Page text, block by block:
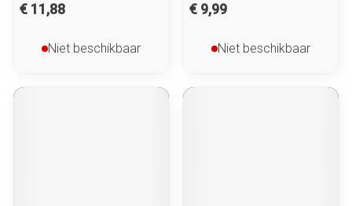
€ 11,88
Niet beschikbaar
€ 9,99
Niet beschikbaar